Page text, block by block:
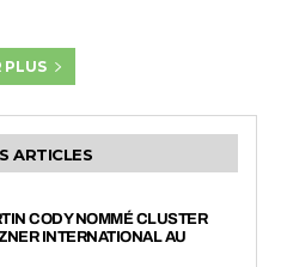
PLUS
ARTICLES
CODY NOMMÉ CLUSTER
INTERNATIONAL AU